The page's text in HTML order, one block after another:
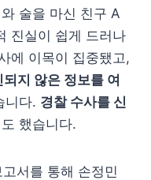
술을 마신 친구 A
진실이 쉽게 드러나
에 이목이 집중됐고,
지 않은 정보를 여
니다. 경찰 수사를 신
했습니다.
서를 통해 손정민